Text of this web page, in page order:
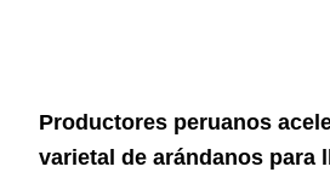
Productores peruanos
varietal de arándanos para